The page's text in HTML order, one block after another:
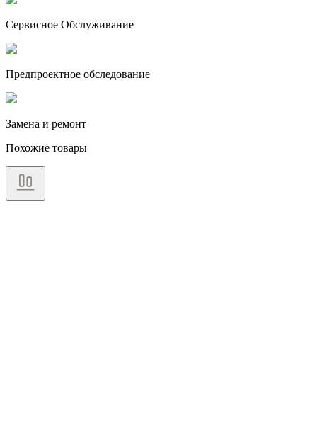
Сервисное Обслуживание
Предпроектное обследование
Замена и ремонт
Похожие товары